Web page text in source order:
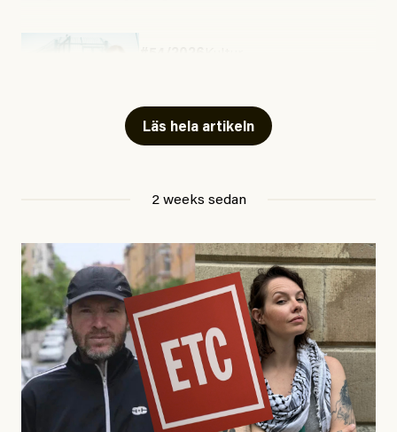
Läs hela artikeln
2 weeks sedan